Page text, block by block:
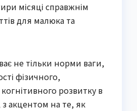
місяці справжнім
для малюка та
не тільки норми ваги,
фізичного,
розвитку в
з акцентом на те, як